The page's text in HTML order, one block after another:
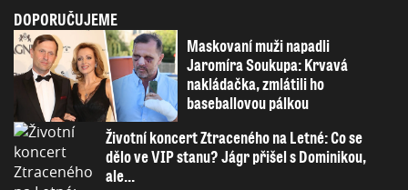
DOPORUČUJEME
Maskovaní muži napadli
Jaromíra Soukupa: Krvavá
nakládačka, zmlátili ho
baseballovou pálkou
Životní koncert Ztraceného na Letné: Co se
dělo ve VIP stanu? Jágr přišel s Dominikou,
ale...